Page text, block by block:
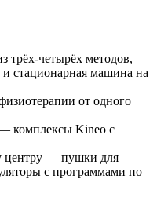
трёх-четырёх методов,
стационарная машина на
от одного
комплексы Kineo с
центру — пушки для
с программами по